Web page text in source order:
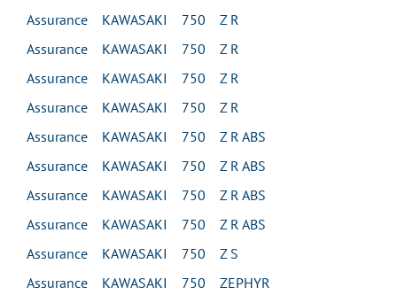
Assurance KAWASAKI 750 Z R
Assurance KAWASAKI 750 Z R
Assurance KAWASAKI 750 Z R
Assurance KAWASAKI 750 Z R
Assurance KAWASAKI 750 Z R ABS
Assurance KAWASAKI 750 Z R ABS
Assurance KAWASAKI 750 Z R ABS
Assurance KAWASAKI 750 Z R ABS
Assurance KAWASAKI 750 Z S
Assurance KAWASAKI 750 ZEPHYR